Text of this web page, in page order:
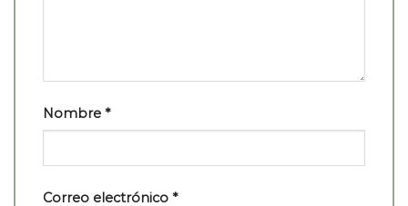
Nombre *
Correo electrónico *